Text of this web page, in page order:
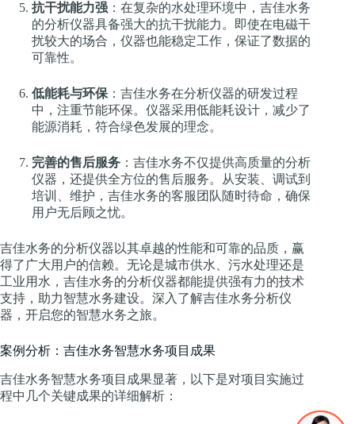
抗干扰能力强 ：在复杂的水处理环境中，吉佳水务
的分析仪器具备强大的抗干扰能力。即使在电磁干
扰较大的场合，仪器也能稳定工作，保证了数据的
可靠性。
低能耗与环保 ：吉佳水务在分析仪器的研发过程
中，注重节能环保。仪器采用低能耗设计，减少了
能源消耗，符合绿色发展的理念。
完善的售后服务 ：吉佳水务不仅提供高质量的分析
仪器，还提供全方位的售后服务。从安装、调试到
培训、维护，吉佳水务的客服团队随时待命，确保
用户无后顾之忧。
吉佳水务的分析仪器以其卓越的性能和可靠的品质，赢
得了广大用户的信赖。无论是城市供水、污水处理还是
工业用水，吉佳水务的分析仪器都能提供强有力的技术
支持，助力智慧水务建设。深入了解吉佳水务分析仪
器，开启您的智慧水务之旅。
案例分析：吉佳水务智慧水务项目成果
吉佳水务智慧水务项目成果显著，以下是对项目实施过
程中几个关键成果的详细解析：